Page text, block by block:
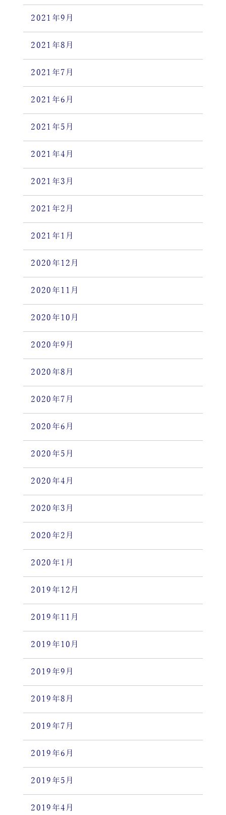
2021年9月
2021年8月
2021年7月
2021年6月
2021年5月
2021年4月
2021年3月
2021年2月
2021年1月
2020年12月
2020年11月
2020年10月
2020年9月
2020年8月
2020年7月
2020年6月
2020年5月
2020年4月
2020年3月
2020年2月
2020年1月
2019年12月
2019年11月
2019年10月
2019年9月
2019年8月
2019年7月
2019年6月
2019年5月
2019年4月